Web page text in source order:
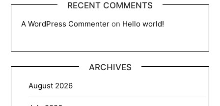
RECENT COMMENTS
A WordPress Commenter on Hello world!
ARCHIVES
August 2026